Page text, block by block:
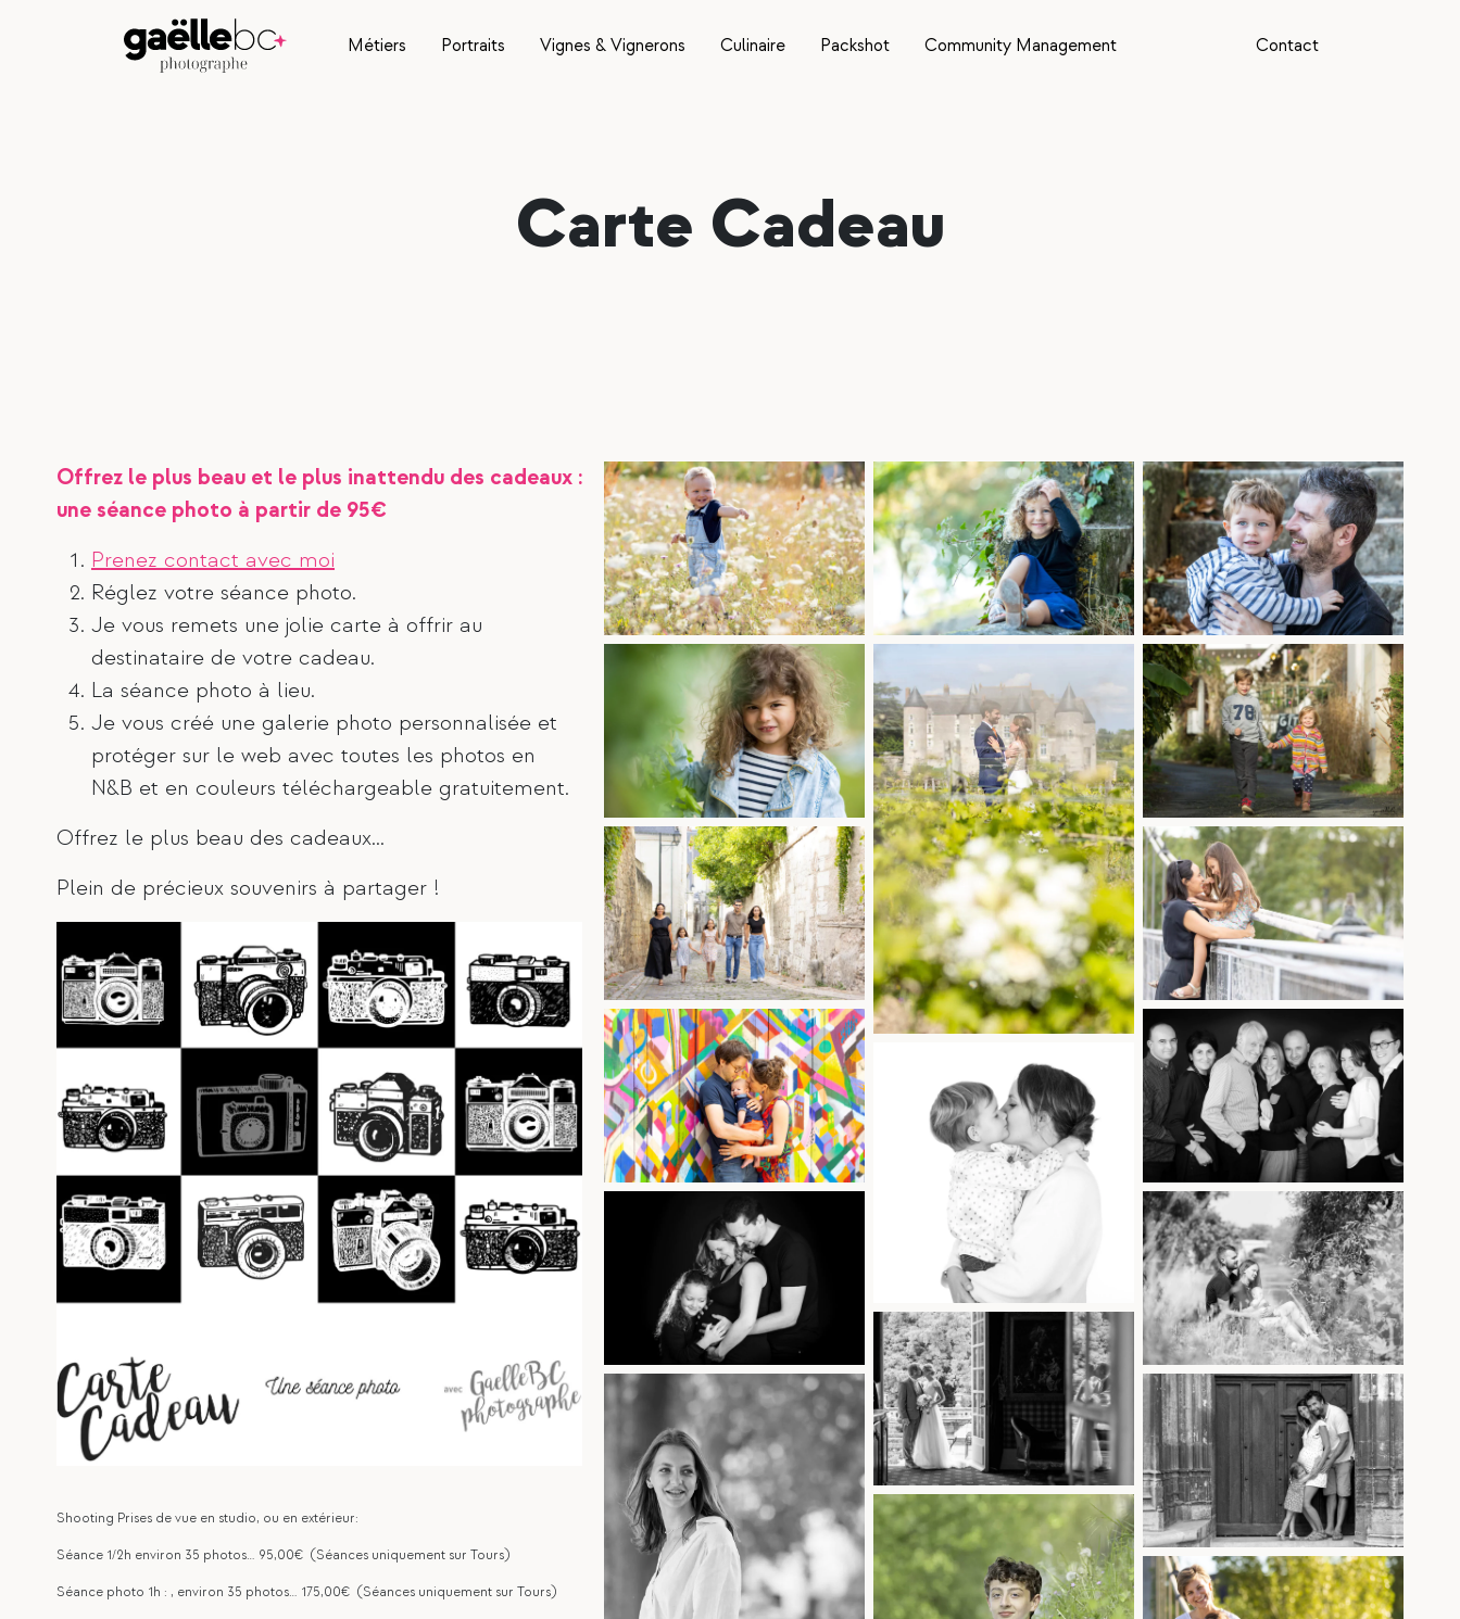
Métiers Portraits Vignes & Vignerons Culinaire Packshot Community Management Contact
Carte Cadeau
Offrez le plus beau et le plus inattendu des cadeaux :
une séance photo à partir de 95€
Prenez contact avec moi
Réglez votre séance photo.
Je vous remets une jolie carte à offrir au
destinataire de votre cadeau.
La séance photo à lieu.
Je vous créé une galerie photo personnalisée et
protéger sur le web avec toutes les photos en
N&B et en couleurs téléchargeable gratuitement.
Offrez le plus beau des cadeaux…
Plein de précieux souvenirs à partager !
Shooting Prises de vue en studio, ou en extérieur:
Séance 1/2h environ 35 photos… 95,00€ (Séances uniquement sur Tours)
Séance photo 1h : , environ 35 photos… 175,00€ (Séances uniquement sur Tours)